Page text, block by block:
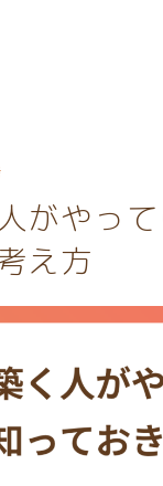
がやっ
え方